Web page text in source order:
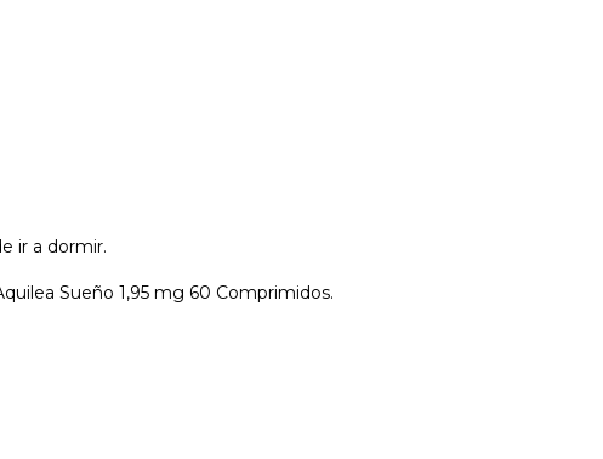
ir a dormir.
Sueño 1,95 mg 60 Comprimidos.